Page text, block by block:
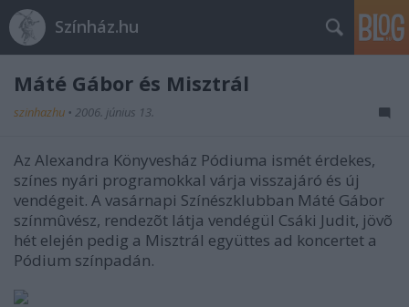
Színház.hu
Máté Gábor és Misztrál
szinhazhu • 2006. június 13.
Az Alexandra Könyvesház Pódiuma ismét érdekes,
színes nyári programokkal várja visszajáró és új
vendégeit. A vasárnapi Színészklubban Máté Gábor
színmûvész, rendezõt látja vendégül Csáki Judit, jövõ
hét elején pedig a Misztrál együttes ad koncertet a
Pódium színpadán.